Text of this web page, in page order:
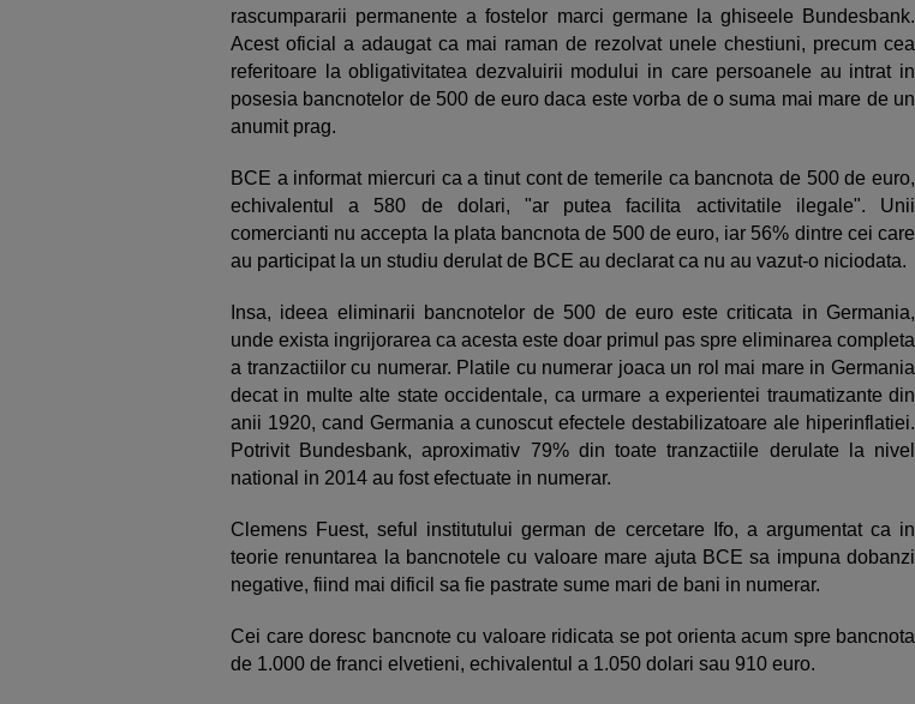
rascumpararii permanente a fostelor marci germane la ghiseele Bundesbank.
Acest oficial a adaugat ca mai raman de rezolvat unele chestiuni, precum cea
referitoare la obligativitatea dezvaluirii modului in care persoanele au intrat in
posesia bancnotelor de 500 de euro daca este vorba de o suma mai mare de un
anumit prag.
BCE a informat miercuri ca a tinut cont de temerile ca bancnota de 500 de euro,
echivalentul a 580 de dolari, "ar putea facilita activitatile ilegale". Unii
comercianti nu accepta la plata bancnota de 500 de euro, iar 56% dintre cei care
au participat la un studiu derulat de BCE au declarat ca nu au vazut-o niciodata.
Insa, ideea eliminarii bancnotelor de 500 de euro este criticata in Germania,
unde exista ingrijorarea ca acesta este doar primul pas spre eliminarea completa
a tranzactiilor cu numerar. Platile cu numerar joaca un rol mai mare in Germania
decat in multe alte state occidentale, ca urmare a experientei traumatizante din
anii 1920, cand Germania a cunoscut efectele destabilizatoare ale hiperinflatiei.
Potrivit Bundesbank, aproximativ 79% din toate tranzactiile derulate la nivel
national in 2014 au fost efectuate in numerar.
Clemens Fuest, seful institutului german de cercetare Ifo, a argumentat ca in
teorie renuntarea la bancnotele cu valoare mare ajuta BCE sa impuna dobanzi
negative, fiind mai dificil sa fie pastrate sume mari de bani in numerar.
Cei care doresc bancnote cu valoare ridicata se pot orienta acum spre bancnota
de 1.000 de franci elvetieni, echivalentul a 1.050 dolari sau 910 euro.